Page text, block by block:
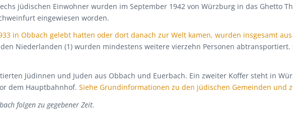
jüdischen Einwohner wurden im September 1942 von Würzburg in das Ghetto
eingewiesen worden.
in Obbach gelebt hatten oder dort danach zur Welt kamen, wurden insgesamt
Niederlanden (1) wurden mindestens weitere vierzehn Personen
Jüdinnen und Juden aus Obbach und Euerbach. Ein zweiter Koffer steht in
dem Hauptbahnhof. Siehe Grundinformationen zu den jüdischen Gemeinden und
folgen zu gegebener Zeit.